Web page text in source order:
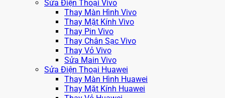
Sửa Điện Thoại Vivo
Thay Màn Hình Vivo
Thay Mặt Kính Vivo
Thay Pin Vivo
Thay Chân Sạc Vivo
Thay Vỏ Vivo
Sửa Main Vivo
Sửa Điện Thoại Huawei
Thay Màn Hình Huawei
Thay Mặt Kính Huawei